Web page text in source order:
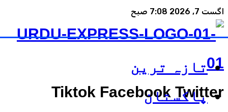
اگست 7, 2026 7:08 صبح
Tiktok Facebook Twitter
تازہ ترین
پاکستان